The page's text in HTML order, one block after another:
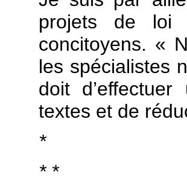
projets de loi
concitoyens. «
les spécialistes
doit
textes et de
*
* *